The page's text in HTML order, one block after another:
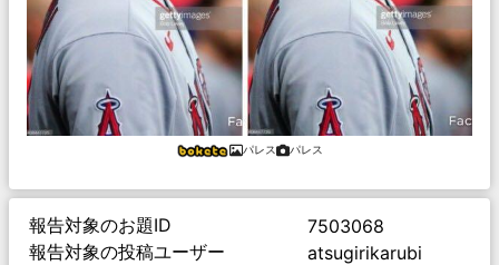
パレス パレス
報告対象のお題ID
7503068
報告対象の投稿ユーザー
atsugirikarubi